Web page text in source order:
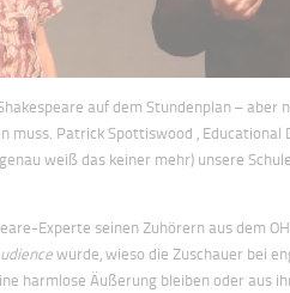
auf dem Stundenplan – aber
muss. Patrick Spottiswood ,
weiß das keiner mehr) unsere
Experte seinen Zuhörern aus dem
wurde, wieso die Zuschauer bei
harmlose Äußerung bleiben oder aus